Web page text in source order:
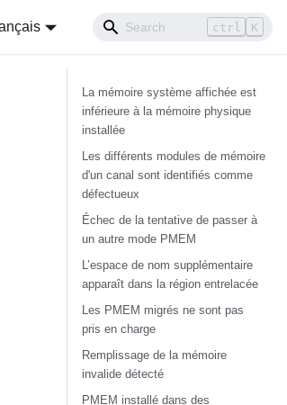
ctrl K
La mémoire système affichée est
inférieure à la mémoire physique
installée
Les différents modules de mémoire
d'un canal sont identifiés comme
défectueux
Échec de la tentative de passer à
un autre mode PMEM
L’espace de nom supplémentaire
apparaît dans la région entrelacée
Les PMEM migrés ne sont pas
pris en charge
Remplissage de la mémoire
invalide détecté
PMEM installé dans des